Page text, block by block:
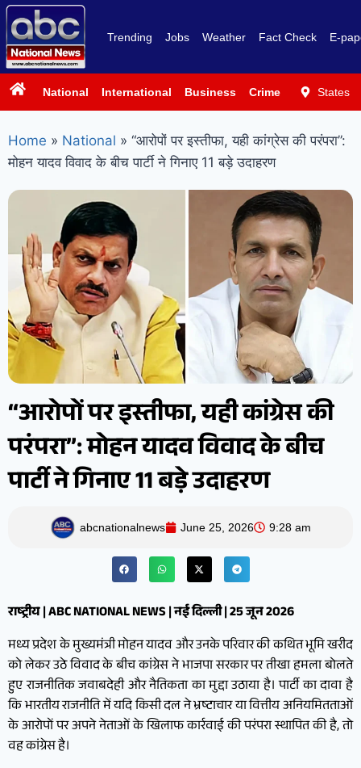
Trending Jobs Weather Fact Check E-
National International Business Crime PoliticsStates
Home » National » “आरोपों पर इस्तीफा, यही कांग्रेस की परंपरा”:
मोहन यादव विवाद के बीच पार्टी ने गिनाए 11 बड़े उदाहरण
“आरोपों पर इस्तीफा, यही कांग्रेस की
परंपरा”: मोहन यादव विवाद के बीच
पार्टी ने गिनाए 11 बड़े उदाहरण
abcnationalnews June 25, 2026 9:28 am
राष्ट्रीय | ABC NATIONAL NEWS | नई दिल्ली | 25 जून 2026
मध्य प्रदेश के मुख्यमंत्री मोहन यादव और उनके परिवार की कथित भूमि खरीद
को लेकर उठे विवाद के बीच कांग्रेस ने भाजपा सरकार पर तीखा हमला बोलते
हुए राजनीतिक जवाबदेही और नैतिकता का मुद्दा उठाया है। पार्टी का दावा है
कि भारतीय राजनीति में यदि किसी दल ने भ्रष्टाचार या वित्तीय अनियमितताओं
के आरोपों पर अपने नेताओं के खिलाफ कार्रवाई की परंपरा स्थापित की है, तो
वह कांग्रेस है।